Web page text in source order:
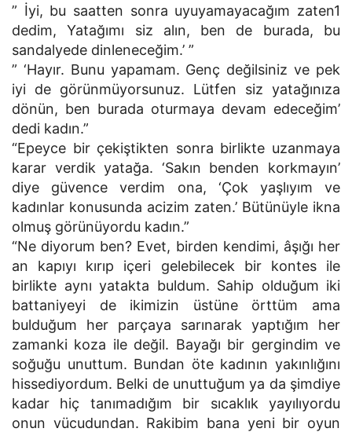
” İyi, bu saatten sonra uyuyamayacağım zaten1
dedim, Yatağımı siz alın, ben de burada, bu
sandalyede dinleneceğim.’ ”
” ‘Hayır. Bunu yapamam. Genç değilsiniz ve pek
iyi de görünmüyorsunuz. Lütfen siz yatağınıza
dönün, ben burada oturmaya devam edeceğim’
dedi kadın.”
“Epeyce bir çekiştikten sonra birlikte uzanmaya
karar verdik yatağa. ‘Sakın benden korkmayın’
diye güvence verdim ona, ‘Çok yaşlıyım ve
kadınlar konusunda acizim zaten.’ Bütünüyle ikna
olmuş görünüyordu kadın.”
“Ne diyorum ben? Evet, birden kendimi, âşığı her
an kapıyı kırıp içeri gelebilecek bir kontes ile
birlikte aynı yatakta buldum. Sahip olduğum iki
battaniyeyi de ikimizin üstüne örttüm ama
bulduğum her parçaya sarınarak yaptığım her
zamanki koza ile değil. Bayağı bir gergindim ve
soğuğu unuttum. Bundan öte kadının yakınlığını
hissediyordum. Belki de unuttuğum ya da şimdiye
kadar hiç tanımadığım bir sıcaklık yayılıyordu
onun vücudundan. Rakibim bana yeni bir oyun